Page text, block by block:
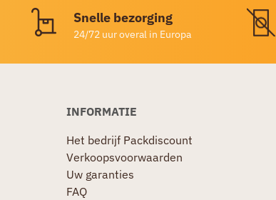
Snelle bezorging
24/72 uur overal in Europa
INFORMATIE
Het bedrijf Packdiscount
Verkoopsvoorwaarden
Uw garanties
FAQ